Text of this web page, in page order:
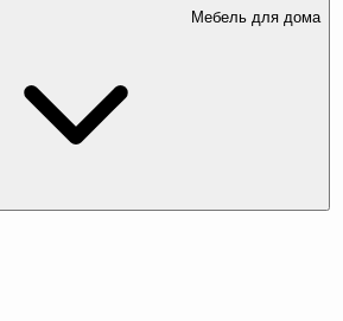
Мебель для дома